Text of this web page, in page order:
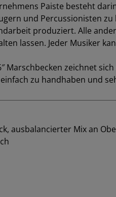
Paiste besteht
und Percussionisten
produziert. Alle
lassen. Jeder Musiker
Marschbecken zeichnet
zu handhaben und
ausbalancierter Mix an